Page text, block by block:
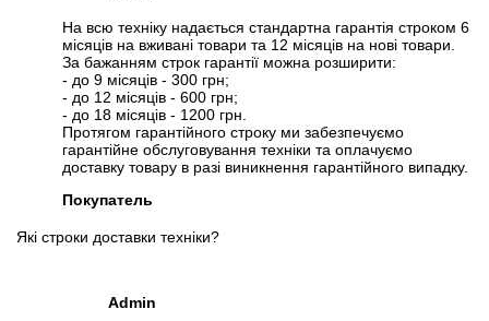
На всю техніку надається стандартна гарантія строком 6
місяців на вживані товари та 12 місяців на нові товари.
За бажанням строк гарантії можна розширити:
- до 9 місяців - 300 грн;
- до 12 місяців - 600 грн;
- до 18 місяців - 1200 грн.
Протягом гарантійного строку ми забезпечуємо
гарантійне обслуговування техніки та оплачуємо
доставку товару в разі виникнення гарантійного випадку.
Покупатель
Які строки доставки техніки?
Admin